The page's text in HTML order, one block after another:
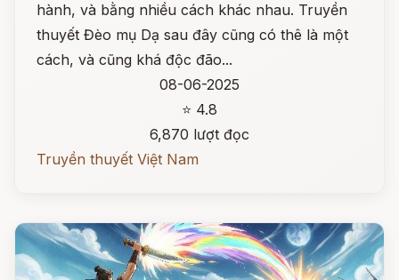
hành, và bằng nhiều cách khác nhau. Truyền
thuyết Đèo mụ Dạ sau đây cũng có thê là một
cách, và cũng khá độc đão...
08-06-2025
⭐ 4.8
6,870 lượt đọc
Truyền thuyết Việt Nam